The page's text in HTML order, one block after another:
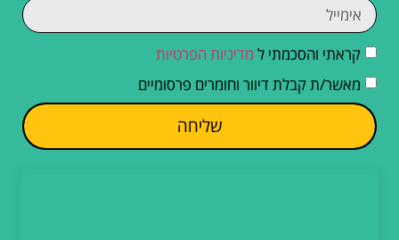
קראתי והסכמתי ל מדיניות הפרטיות
מאשר/ת קבלת דיוור וחומרים פרסומיים
שליחה